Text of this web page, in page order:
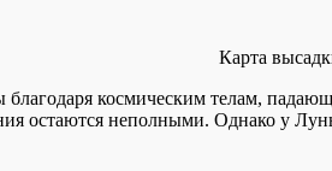
Карта
космическим телам,
остаются неполными. Однако у